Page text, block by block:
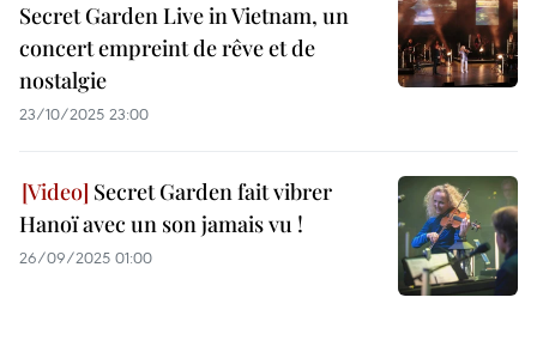
Secret Garden Live in Vietnam, un
concert empreint de rêve et de
nostalgie
23/10/2025 23:00
Secret Garden fait vibrer
Hanoï avec un son jamais vu !
26/09/2025 01:00